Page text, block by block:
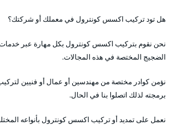
هل تود تركيب اكسس كونترول في معملك أو شركتك؟
نحن نقوم بتركيب اكسس كونترول بكل مهارة عبر
الضجيج المختصة في هذه المجالات.
برمجته لذلك اتصلوا بنا في الحال.
نعمل على تمديد أو تركيب اكسس كونترول بأنواعه